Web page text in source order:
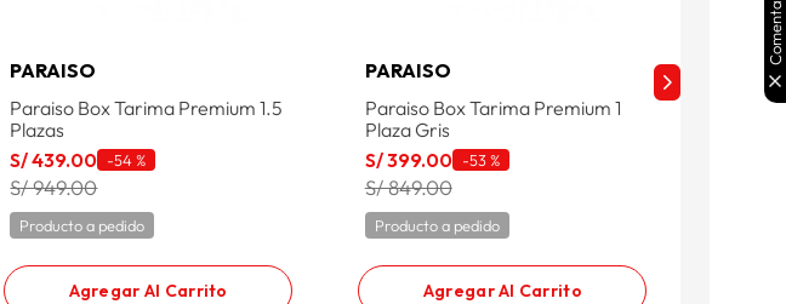
PARAISO
Paraiso Box Tarima Premium 1.5
Plazas
S/439.00 -54 %
S/ 949.00
Producto a pedido
Agregar Al Carrito
PARAISO
Paraiso Box Tarima Premium 1
Plaza Gris
S/399.00 -53 %
S/ 849.00
Producto a pedido
Agregar Al Carrito
Comentarios